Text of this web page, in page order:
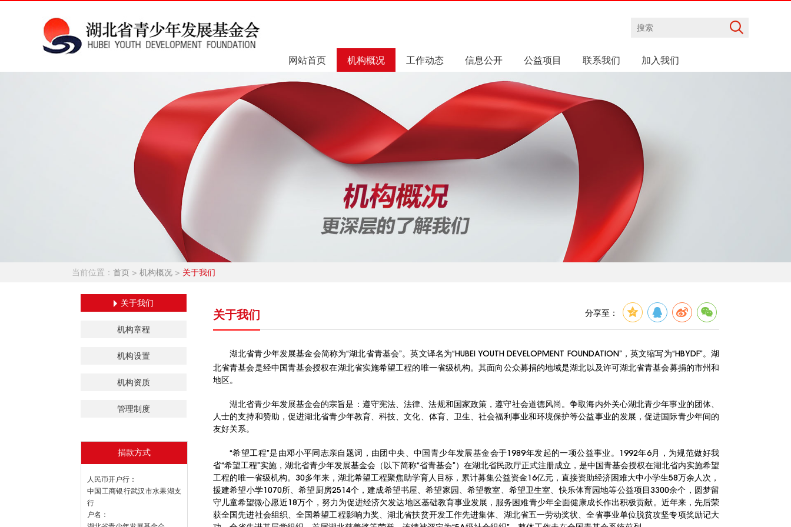
网站首页 机构概况 工作动态 信息公开 公益项目 联系我们 加入我们
当前位置： 首页 > 机构概况 > 关于我们
关于我们
机构章程
机构设置
机构资质
管理制度
捐款方式
人民币开户行：
中国工商银行武汉市水果湖支
行
户名：
关于我们 分享至：
湖北省青少年发展基金会简称为“湖北省青基会”。英文译名为“HUBEI YOUTH DEVELOPMENT FOUNDATION”，英文缩写为“HBYDF”。湖
北省青基会是经中国青基会授权在湖北省实施希望工程的唯一省级机构。其面向公众募捐的地域是湖北以及许可湖北省青基会募捐的市州和
地区。
湖北省青少年发展基金会的宗旨是：遵守宪法、法律、法规和国家政策，遵守社会道德风尚。争取海内外关心湖北青少年事业的团体、
人士的支持和赞助，促进湖北省青少年教育、科技、文化、体育、卫生、社会福利事业和环境保护等公益事业的发展，促进国际青少年间的
友好关系。
“希望工程”是由邓小平同志亲自题词，由团中央、中国青少年发展基金会于1989年发起的一项公益事业。1992年6月，为规范做好我
省“希望工程”实施，湖北省青少年发展基金会（以下简称“省青基会”）在湖北省民政厅正式注册成立，是中国青基会授权在湖北省内实施希望
工程的唯一省级机构。30多年来，湖北希望工程聚焦助学育人目标，累计募集公益资金16亿元，直接资助经济困难大中小学生58万余人次，
援建希望小学1070所、希望厨房2514个，建成希望书屋、希望家园、希望教室、希望卫生室、快乐体育园地等公益项目3300余个，圆梦留
守儿童希望微心愿近18万个，努力为促进经济欠发达地区基础教育事业发展，服务困难青少年全面健康成长作出积极贡献。近年来，先后荣
获全国先进社会组织、全国希望工程影响力奖、湖北省扶贫开发工作先进集体、湖北省五一劳动奖状、全省事业单位脱贫攻坚专项奖励记大